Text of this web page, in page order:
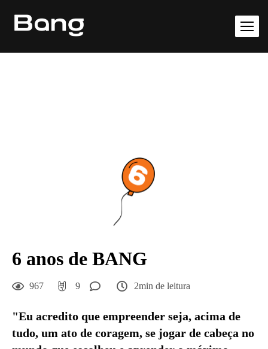
6 anos de BANG
967 9 2min de leitura
"Eu acredito que empreender seja, acima de
tudo, um ato de coragem, se jogar de cabeça no